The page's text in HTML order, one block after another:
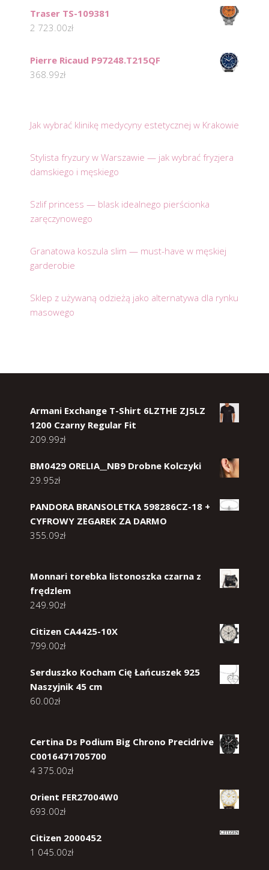
Traser TS-109381
2 723.00zł
Pierre Ricaud P97248.T215QF
368.99zł
Jak wybrać klinikę medycyny estetycznej w Krakowie
Stylista fryzury w Warszawie — jak wybrać fryzjera
damskiego i męskiego
Szlif princess — blask idealnego pierścionka
zaręczynowego
Granatowa koszula slim — must-have w męskiej
garderobie
Sklep z używaną odzieżą jako alternatywa dla rynku
masowego
Armani Exchange T-Shirt 6LZTHE ZJ5LZ
1200 Czarny Regular Fit
209.99zł
BM0429 ORELIA__NB9 Drobne Kolczyki
29.95zł
PANDORA BRANSOLETKA 598286CZ-18 +
CYFROWY ZEGAREK ZA DARMO
355.09zł
Monnari torebka listonoszka czarna z
frędzlem
249.90zł
Citizen CA4425-10X
799.00zł
Serduszko Kocham Cię Łańcuszek 925
Naszyjnik 45 cm
60.00zł
Certina Ds Podium Big Chrono Precidrive
C0016471705700
4 375.00zł
Orient FER27004W0
693.00zł
Citizen 2000452
1 045.00zł